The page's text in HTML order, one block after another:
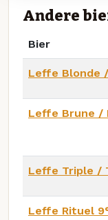
Andere
Bier
Leffe Blonde
Leffe Brune /
Leffe Triple /
Leffe Rituel